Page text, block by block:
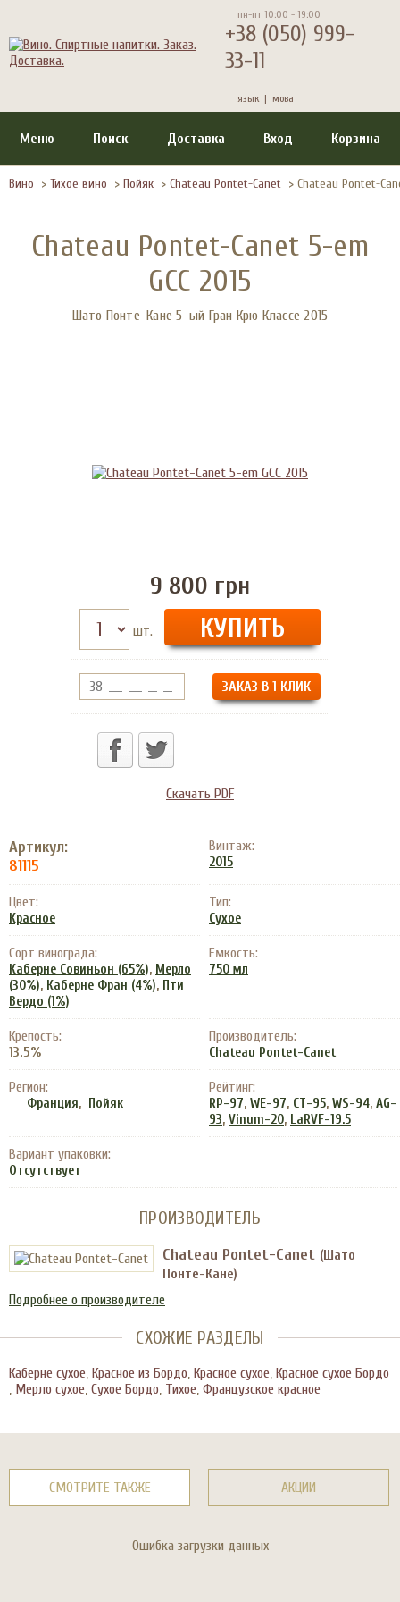
пн-пт 10:00 - 19:00
+38 (050) 999-
33-11
язык | мова
Меню Поиск Доставка Вход Корзина
Вино > Тихое вино > Пойяк > Chateau Pontet-Canet > Chateau Pontet-
Chateau Pontet-Canet 5-em
GCC 2015
Шато Понте-Кане 5-ый Гран Крю Классе 2015
9 800 грн
шт.
ЗАКАЗ В 1 КЛИК
Скачать PDF
Артикул:
81115
Винтаж:
2015
Цвет:
Красное
Тип:
Сухое
Сорт винограда:
Каберне Совиньон (65%), Мерло
(30%), Каберне Фран (4%), Пти
Вердо (1%)
Емкость:
750 мл
Крепость:
13.5%
Производитель:
Chateau Pontet-Canet
Регион:
Франция, Пойяк
Рейтинг:
RP-97, WE-97, CT-95, WS-94, AG-
93, Vinum-20, LaRVF-19.5
Вариант упаковки:
Отсутствует
ПРОИЗВОДИТЕЛЬ
Chateau Pontet-Canet (Шато
Понте-Кане)
Подробнее о производителе
СХОЖИЕ РАЗДЕЛЫ
Каберне сухое, Красное из Бордо, Красное сухое, Красное сухое Бордо
, Мерло сухое, Сухое Бордо, Тихое, Французское красное
СМОТРИТЕ ТАКЖЕ АКЦИИ
Ошибка загрузки данных